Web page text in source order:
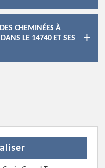
CHEMINÉES À
LE 14740 ET SES